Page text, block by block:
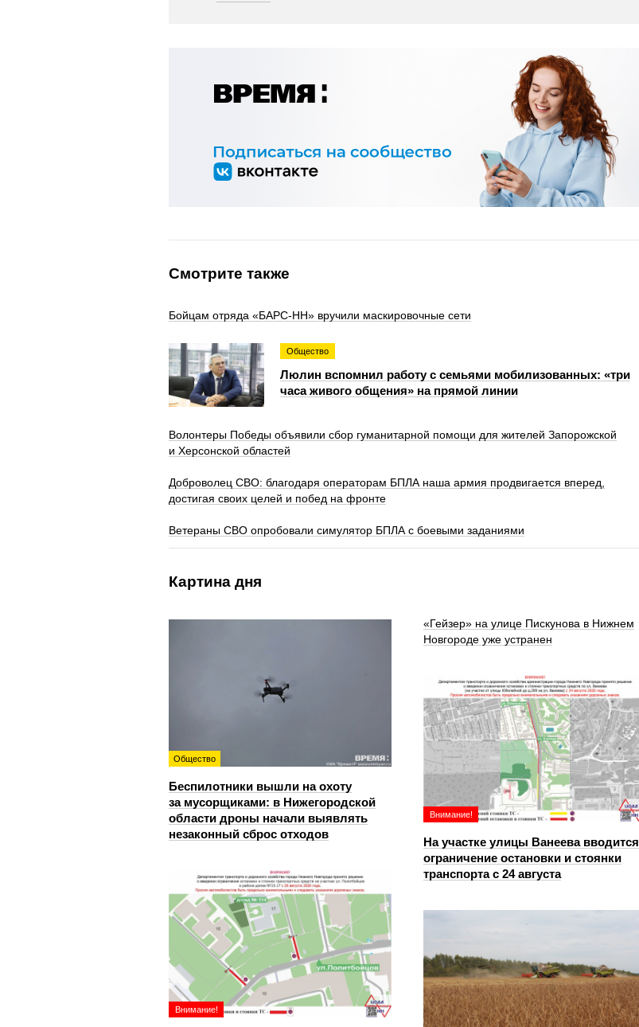
Смотрите также
Бойцам отряда «БАРС-НН» вручили маскировочные сети
Общество
Люлин вспомнил работу с семьями мобилизованных: «три
часа живого общения» на прямой линии
Волонтеры Победы объявили сбор гуманитарной помощи для жителей Запорожской
и Херсонской областей
Доброволец СВО: благодаря операторам БПЛА наша армия продвигается вперед,
достигая своих целей и побед на фронте
Ветераны СВО опробовали симулятор БПЛА с боевыми заданиями
Картина дня
Общество
Беспилотники вышли на охоту
за мусорщиками: в Нижегородской
области дроны начали выявлять
незаконный сброс отходов
«Гейзер» на улице Пискунова в Нижнем
Новгороде уже устранен
Внимание!
На участке улицы Ванеева вводится
ограничение остановки и стоянки
транспорта с 24 августа
Внимание!